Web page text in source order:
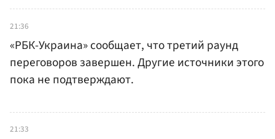
21:36
«РБК-Украина» сообщает, что третий раунд
переговоров завершен. Другие источники этого
пока не подтверждают.
21:33